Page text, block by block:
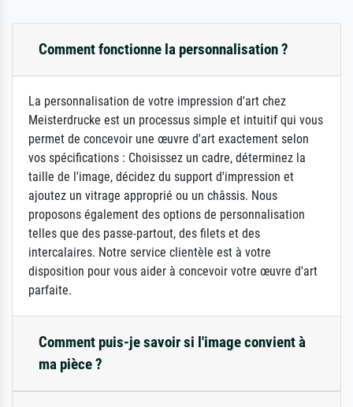
Comment fonctionne la personnalisation ?
La personnalisation de votre impression d'art chez
Meisterdrucke est un processus simple et intuitif qui vous
permet de concevoir une œuvre d'art exactement selon
vos spécifications : Choisissez un cadre, déterminez la
taille de l'image, décidez du support d'impression et
ajoutez un vitrage approprié ou un châssis. Nous
proposons également des options de personnalisation
telles que des passe-partout, des filets et des
intercalaires. Notre service clientèle est à votre
disposition pour vous aider à concevoir votre œuvre d'art
parfaite.
Comment puis-je savoir si l'image convient à
ma pièce ?